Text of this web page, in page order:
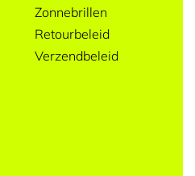
Zonnebrillen
Retourbeleid
Verzendbeleid